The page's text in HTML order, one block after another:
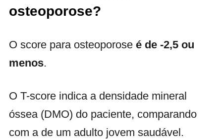
osteoporose?
O score para osteoporose é de -2,5 ou
menos.
O T-score indica a densidade mineral
óssea (DMO) do paciente, comparando
com a de um adulto jovem saudável.